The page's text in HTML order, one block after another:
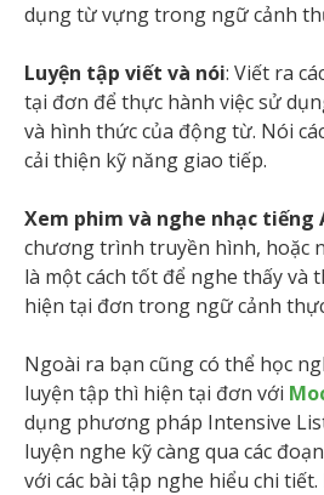
dụng từ vựng trong ngữ cảnh
Luyện tập viết và nói: Viết ra
tại đơn để thực hành việc sử
và hình thức của động từ. Nói
cải thiện kỹ năng giao tiếp.
Xem phim và nghe nhạc tiếng
chương trình truyền hình, hoặc
là một cách tốt để nghe thấy và
hiện tại đơn trong ngữ cảnh
Ngoài ra bạn cũng có thể học
luyện tập thì hiện tại đơn với
dụng phương pháp Intensive
luyện nghe kỹ càng qua các
với các bài tập nghe hiểu chi